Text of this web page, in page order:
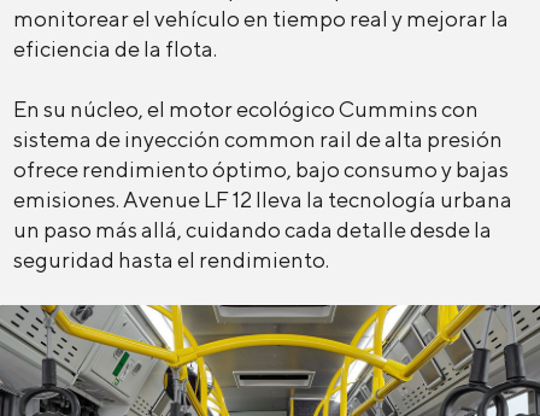
monitorear el vehículo en tiempo real y mejorar la
eficiencia de la flota.
En su núcleo, el motor ecológico Cummins con
sistema de inyección common rail de alta presión
ofrece rendimiento óptimo, bajo consumo y bajas
emisiones. Avenue LF 12 lleva la tecnología urbana
un paso más allá, cuidando cada detalle desde la
seguridad hasta el rendimiento.